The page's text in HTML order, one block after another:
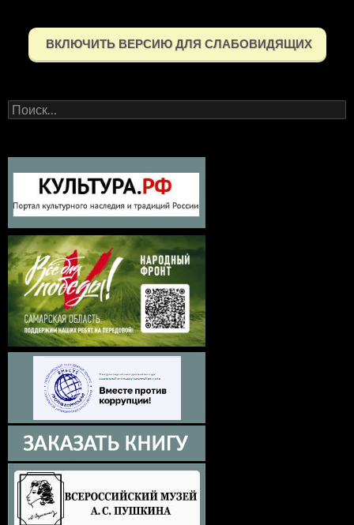
ВКЛЮЧИТЬ ВЕРСИЮ ДЛЯ СЛАБОВИДЯЩИХ
Найти: